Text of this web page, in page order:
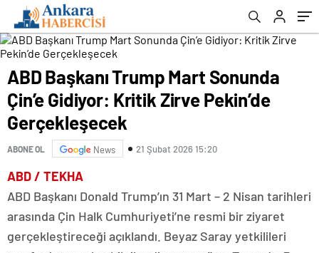
ABD Başkanı Trump Mart Sonunda
Çin’e Gidiyor: Kritik Zirve Pekin’de
Gerçekleşecek
ABONE OL News 21 Şubat 2026 15:20
ABD / TEKHA
ABD Başkanı Donald Trump’ın 31 Mart – 2 Nisan tarihleri
arasında Çin Halk Cumhuriyeti’ne resmi bir ziyaret
gerçekleştireceği açıklandı. Beyaz Saray yetkilileri